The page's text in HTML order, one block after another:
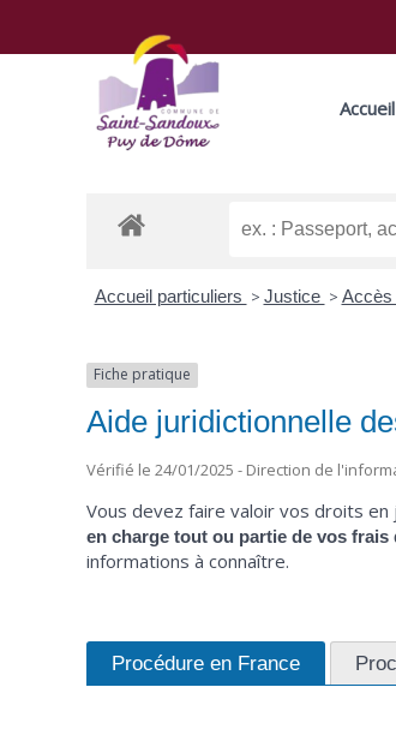
Accueil
Accueil particuliers > Justice > Accès
Fiche pratique
Aide juridictionnelle
Vérifié le 24/01/2025 - Direction de
Vous devez faire valoir vos droits
en charge tout ou partie de vos
informations à connaître.
Procédure en France